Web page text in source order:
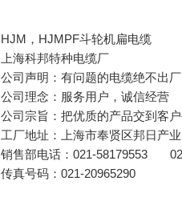
HJM，HJMPF斗轮机扁电缆
上海科邦特种电缆厂
公司声明：有问题的电缆绝不出
公司理念：服务用户，诚信经营
公司宗旨：把优质的产品交到客
工厂地址：上海市奉贤区邦日产
销售部电话：021-58179553
传真号码：021-20965290